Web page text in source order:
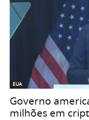
EUA
Governo
milhões em